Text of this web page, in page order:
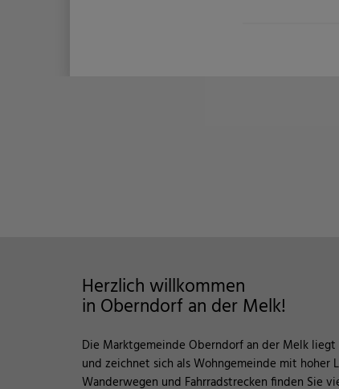
Herzlich willkommen
in Oberndorf an der Melk!
Die Marktgemeinde Oberndorf an der Melk
und zeichnet sich als Wohngemeinde mit hoher
Wanderwegen und Fahrradstrecken finden Sie